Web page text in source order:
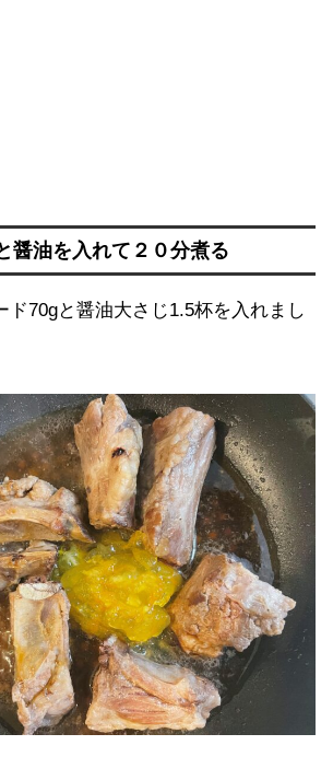
醤油を入れて２０分煮る
ド70gと醤油大さじ1.5杯を入れまし